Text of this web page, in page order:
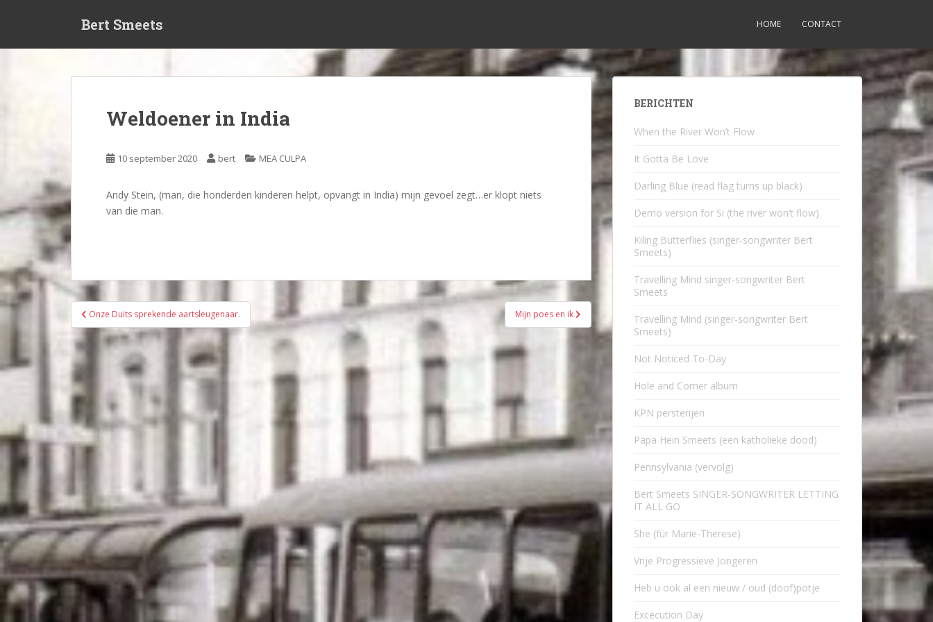
t
Bert Smeets HOME CONTACT
Weldoener in India
10 september 2020 bert MEA CULPA
Andy Stein, (man, die honderden kinderen helpt, opvangt in India) mijn gevoel zegt…er klopt niets
van die man.
Bericht
navigatie
Onze Duits sprekende aartsleugenaar. Mijn poes en ik
BERICHTEN
When the River Won’t Flow
It Gotta Be Love
Darling Blue (read flag turns up black)
Demo version for Si (the river won’t flow)
Kiling Butterflies (singer-songwriter Bert
Smeets)
Travelling Mind singer-songwriter Bert
Smeets
Travelling Mind (singer-songwriter Bert
Smeets)
Not Noticed To-Day
Hole and Corner album
KPN persterijen
Papa Hein Smeets (een katholieke dood)
Pennsylvania (vervolg)
Bert Smeets SINGER-SONGWRITER LETTING
IT ALL GO
She (für Marie-Therese)
Vrije Progressieve Jongeren
Heb u ook al een nieuw / oud (doof)potje
Excecution Day